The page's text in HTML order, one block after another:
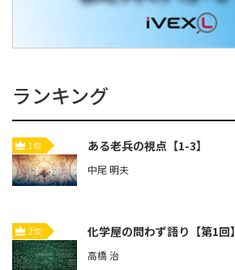
ランキング
1位 ある老兵の視点【1-3】
中尾 明夫
2位 化学屋の問わず語り【第1回】
高橋 治